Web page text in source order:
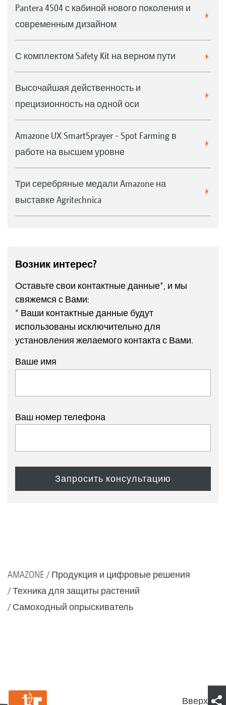
Pantera 4504 с кабиной нового поколения и
современным дизайном
С комплектом Safety Kit на верном пути
Высочайшая действенность и
прецизионность на одной оси
Amazone UX SmartSprayer - Spot Farming в
работе на высшем уровне
Три серебряные медали Amazone на
выставке Agritechnica
Возник интерес?
Оставьте свои контактные данные*, и мы
свяжемся с Вами:
* Ваши контактные данные будут
использованы исключительно для
установления желаемого контакта с Вами.
Ваше имя
Ваш номер телефона
AMAZONE
Продукция и цифровые решения
Техника для защиты растений
Самоходный опрыскиватель
Вверх